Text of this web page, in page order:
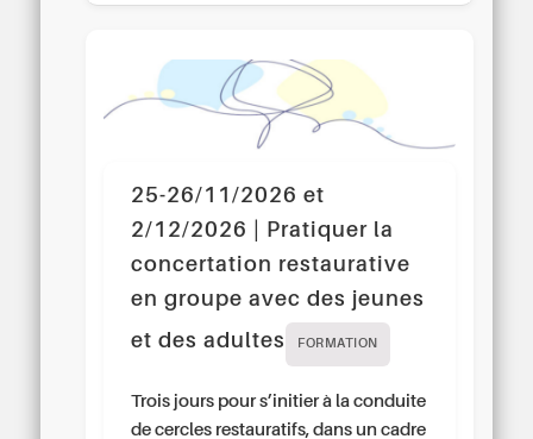
25-26/11/2026 et
2/12/2026 | Pratiquer la
concertation restaurative
en groupe avec des jeunes
et des adultes
FORMATION
Trois jours pour s’initier à la conduite
de cercles restauratifs, dans un cadre